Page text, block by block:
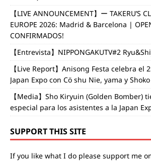
【LIVE ANNOUNCEMENT】ー TAKERU’S
EUROPE 2026: Madrid & Barcelona |
CONFIRMADOS!
【Entrevista】NIPPONGAKUTV#2
【Live Report】Anisong Festa celebra el
Japan Expo con Cö shu Nie, yama y
【Media】Sho Kiryuin (Golden Bomber)
especial para los asistentes a la Japan
SUPPORT THIS SITE
If you like what I do please support me